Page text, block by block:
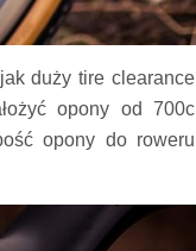
duży tire clearance
opony od 700c
opony do roweru